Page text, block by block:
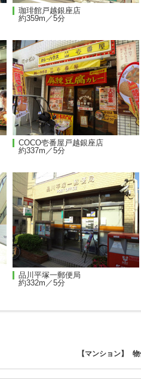
珈琲館戸越銀座店
約359m／5分
COCO壱番屋戸越銀座店
約337m／5分
品川平塚一郵便局
約332m／5分
【マンション】